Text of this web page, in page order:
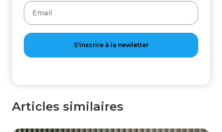
Articles similaires